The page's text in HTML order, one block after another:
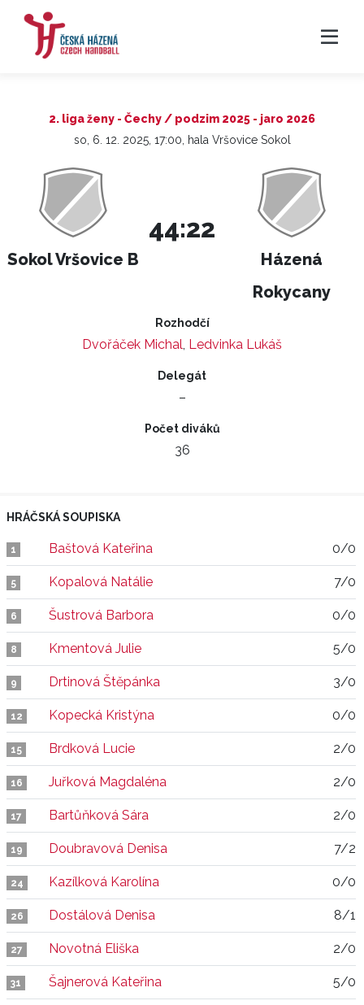
2. liga ženy - Čechy / podzim 2025 - jaro 2026
so, 6. 12. 2025, 17:00, hala Vršovice Sokol
Sokol Vršovice B
44:22
Házená
Rokycany
Rozhodčí
Dvořáček Michal, Ledvinka Lukáš
Delegát
–
Počet diváků
36
HRÁČSKÁ SOUPISKA
1 Baštová Kateřina 0/0
5 Kopalová Natálie 7/0
6 Šustrová Barbora 0/0
8 Kmentová Julie 5/0
9 Drtinová Štěpánka 3/0
12 Kopecká Kristýna 0/0
15 Brdková Lucie 2/0
16 Juřková Magdaléna 2/0
17 Bartůňková Sára 2/0
19 Doubravová Denisa 7/2
24 Kazílková Karolína 0/0
26 Dostálová Denisa 8/1
27 Novotná Eliška 2/0
31 Šajnerová Kateřina 5/0